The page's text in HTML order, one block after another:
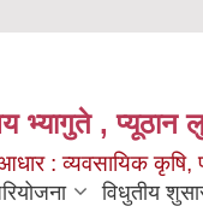
भ्यागुते , प्यूठान
: व्यवसायिक कृषि,
विधुतीय